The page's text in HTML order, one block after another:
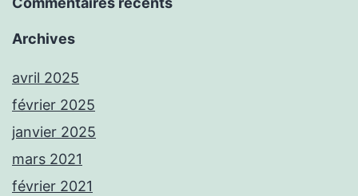
Archives
avril 2025
février 2025
janvier 2025
mars 2021
février 2021